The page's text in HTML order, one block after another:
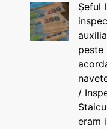
Șeful
peste
/
eram